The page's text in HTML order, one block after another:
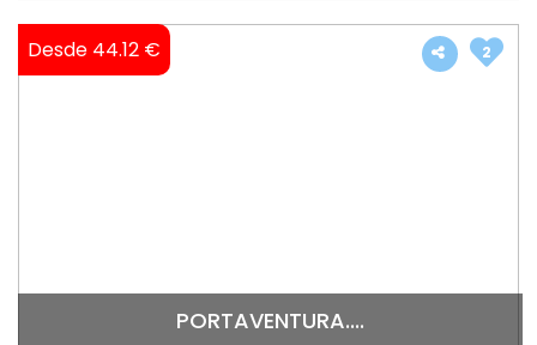
Desde 44.12 €
PORTAVENTURA....
2